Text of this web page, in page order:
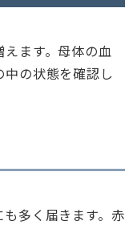
ます。母体の血
の状態を確認し
多く届きます。赤